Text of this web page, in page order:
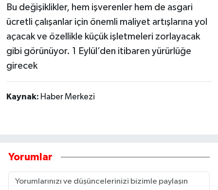
Bu değişiklikler, hem işverenler hem de asgari
ücretli çalışanlar için önemli maliyet artışlarına yol
açacak ve özellikle küçük işletmeleri zorlayacak
gibi görünüyor. 1 Eylül’den itibaren yürürlüğe
girecek
Kaynak: Haber Merkezi
Yorumlar